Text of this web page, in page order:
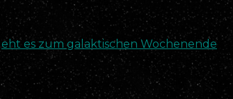
es zum galaktischen Wochenende